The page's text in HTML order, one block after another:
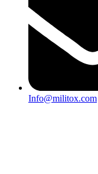
Info@militox.com